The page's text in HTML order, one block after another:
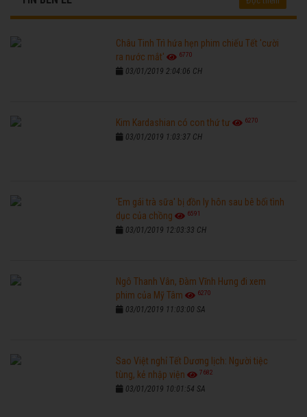
Châu Tinh Trì hứa hẹn phim chiếu Tết 'cười
ra nước mắt'
6770
03/01/2019 2:04:06 CH
Kim Kardashian có con thứ tư 6270
03/01/2019 1:03:37 CH
'Em gái trà sữa' bị đồn ly hôn sau bê bối tình
dục của chồng
6591
03/01/2019 12:03:33 CH
Ngô Thanh Vân, Đàm Vĩnh Hưng đi xem
phim của Mỹ Tâm
6270
03/01/2019 11:03:00 SA
Sao Việt nghỉ Tết Dương lịch: Người tiệc
tùng, kẻ nhập viện
7682
03/01/2019 10:01:54 SA